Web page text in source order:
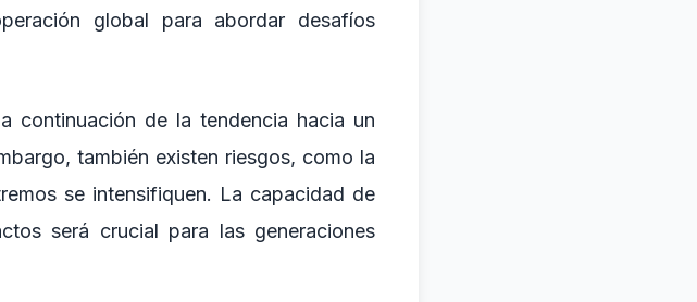
global para abordar desafíos
continuación de la tendencia hacia un
también existen riesgos, como la
se intensifiquen. La capacidad de
será crucial para las generaciones